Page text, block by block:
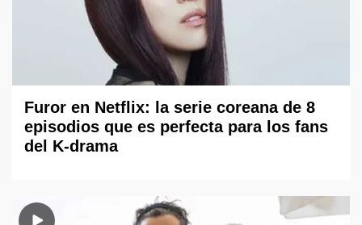
Furor en Netflix: la serie coreana de 8
episodios que es perfecta para los fans
del K-drama